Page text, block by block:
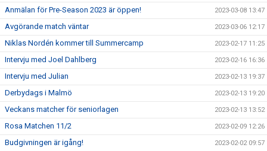
Anmälan för Pre-Season 2023 är öppen! 2023-03-08 13:47
Avgörande match väntar 2023-03-06 12:17
Niklas Nordén kommer till Summercamp 2023-02-17 11:25
Intervju med Joel Dahlberg 2023-02-16 16:36
Intervju med Julian 2023-02-13 19:37
Derbydags i Malmö 2023-02-13 19:20
Veckans matcher för seniorlagen 2023-02-13 13:52
Rosa Matchen 11/2 2023-02-09 12:26
Budgivningen är igång! 2023-02-02 09:57